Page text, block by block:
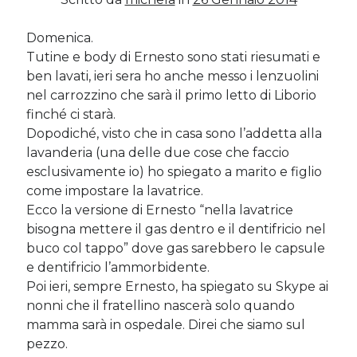
Post più recenti
Le criptovalute secondo me: l’avventura di Eticoin
29 Maggio 2026
TEDx, intercalari e perimenopausa
11 Febbraio 2025
Come ho fatto Educazione Finanziaria nei soggiorni estivi per
bambini e ragazzi
12 Gennaio 2024
Del 2023 e di come la mia famiglia sta affrontando la sclerosi
multipla
28 Dicembre 2023
Donne e propensione al rischio: l’impatto sugli investimenti
12 Settembre 2022
Commenti Recenti
sclerosi multipla
Domenica.
Tutine e body di Ernesto sono stati riesumati e
ben lavati, ieri sera ho anche messo i lenzuolini
nel carrozzino che sarà il primo letto di Liborio
finché ci starà.
Dopodiché, visto che in casa sono l’addetta alla
lavanderia (una delle due cose che faccio
esclusivamente io) ho spiegato a marito e figlio
come impostare la lavatrice.
Ecco la versione di Ernesto “nella lavatrice
bisogna mettere il gas dentro e il dentifricio nel
buco col tappo” dove gas sarebbero le capsule
e dentifricio l’ammorbidente.
Poi ieri, sempre Ernesto, ha spiegato su Skype ai
nonni che il fratellino nascerà solo quando
mamma sarà in ospedale. Direi che siamo sul
pezzo.